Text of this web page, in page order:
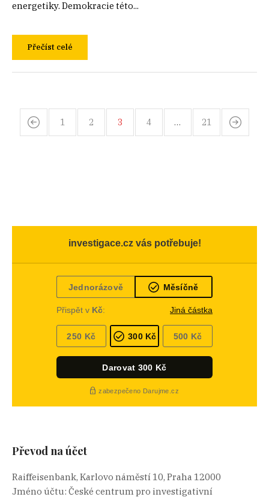
energetiky. Demokracie této...
Přečíst celé
1 2 3 4 … 21
Převod na účet
Raiffeisenbank, Karlovo náměstí 10, Praha 12000
Jméno účtu: České centrum pro investigativní